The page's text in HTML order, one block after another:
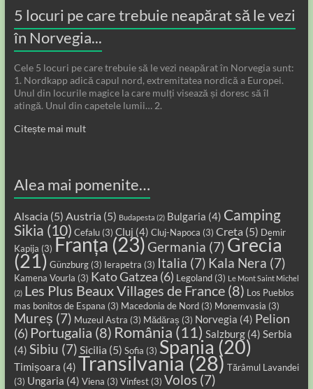
5 locuri pe care trebuie neapărat să le vezi
în Norvegia...
Cele 5 locuri pe care trebuie să le vezi neapărat în Norvegia sunt:
1. Nordkapp adică capul nord, extremitatea nordică a Europei.
Unul din locurile magice la care mulți visează și doresc să îl
atingă. Unul din capetele lumii… 2.
Citește mai mult
Alea mai pomenite…
Alsacia (5) Austria (5) Budapesta (2) Bulgaria (4) Camping
Sikia (10) Cefalu(3) Cluj (4) Cluj-Napoca (3) Creta (5) Demir
Kapija (3) Franța(23) Germania (7) Grecia
(21) Günzburg(3) Ierapetra (3) Italia (7) Kala Nera (7)
Kamena Vourla (3) Kato Gatzea (6) Legoland(3) Le Mont Saint Michel
(2) Les Plus Beaux Villages de France(8) Los Pueblos
mas bonitos de Espana (3) Macedonia de Nord(3) Monemvasia (3)
Mureș (7) Muzeul Astra (3) Mădăraș (3) Norvegia (4) Pelion
(6) Portugalia (8) România (11) Salzburg(4) Serbia
(4) Sibiu (7) Sicilia (5) Sofia (3) Spania (20)
Timișoara (4) Transilvania (28) Tărâmul Lavandei
(3) Ungaria (4) Viena (3) Vinfest(3) Volos(7)